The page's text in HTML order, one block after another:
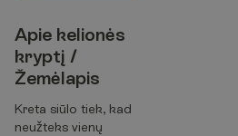
Apie kelionės
kryptį /
Žemėlapis
Kreta siūlo tiek, kad
neužteks vienų